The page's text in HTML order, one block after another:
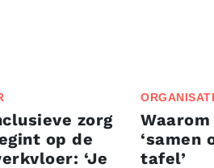
zorg
op de
‘Je
Waarom
‘samen
tafel’